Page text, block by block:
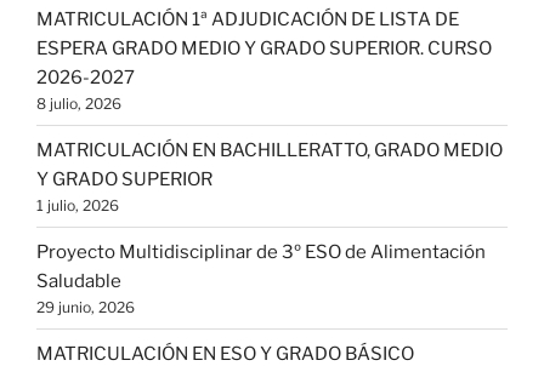
MATRICULACIÓN 1ª ADJUDICACIÓN DE LISTA DE
ESPERA GRADO MEDIO Y GRADO SUPERIOR. CURSO
2026-2027
8 julio, 2026
MATRICULACIÓN EN BACHILLERATTO, GRADO MEDIO
Y GRADO SUPERIOR
1 julio, 2026
Proyecto Multidisciplinar de 3º ESO de Alimentación
Saludable
29 junio, 2026
MATRICULACIÓN EN ESO Y GRADO BÁSICO